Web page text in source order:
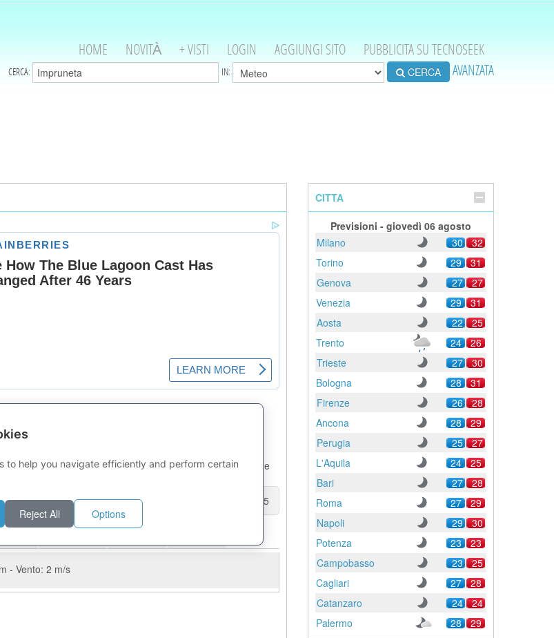
HOME NOVITÀ + VISTI LOGIN AGGIUNGI SITO PUBBLICITA SU TECNOSEEK
CERCA: IN: CERCA AVANZATA
oggi la temperatura massima registrata sarà di 37°C, la
mattino deboli e proverranno da Sud, al pomeriggio deboli e
06:08 20:33 Durata del giorno: 14:25
- Vento: 2 m/s
CITTA
Previsioni - giovedì 06 agosto
Milano
30
32
Torino
29
31
Genova
27
27
Venezia
29
31
Aosta
22
25
Trento
24
26
Trieste
27
30
Bologna
28
31
Firenze
26
28
Ancona
28
29
Perugia
25
27
L'Aquila
24
25
Bari
27
28
Roma
27
29
Napoli
29
30
Potenza
23
23
Campobasso
23
25
Cagliari
27
28
Catanzaro
24
24
Palermo
28 29
to help you navigate efficiently and perform certain
Reject All Options